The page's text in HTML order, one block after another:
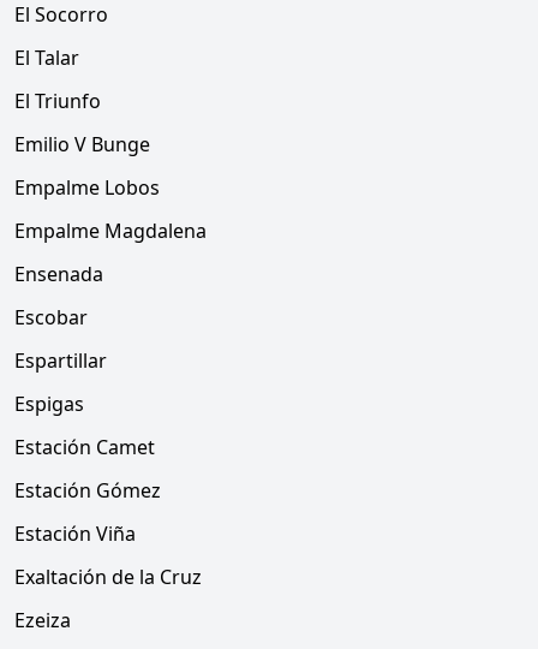
El Socorro
El Talar
El Triunfo
Emilio V Bunge
Empalme Lobos
Empalme Magdalena
Ensenada
Escobar
Espartillar
Espigas
Estación Camet
Estación Gómez
Estación Viña
Exaltación de la Cruz
Ezeiza